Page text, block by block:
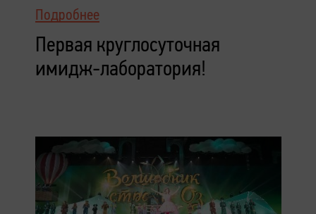
Подробнее
Первая круглосуточная
имидж-лаборатория!